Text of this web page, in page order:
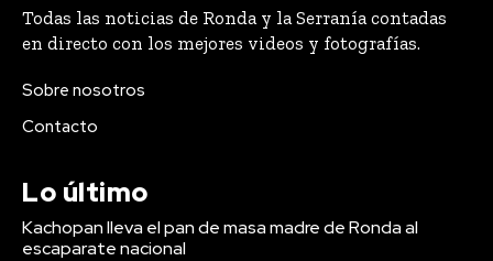
Todas las noticias de Ronda y la Serranía contadas
en directo con los mejores videos y fotografías.
Sobre nosotros
Contacto
Lo último
Kachopan lleva el pan de masa madre de Ronda al
escaparate nacional